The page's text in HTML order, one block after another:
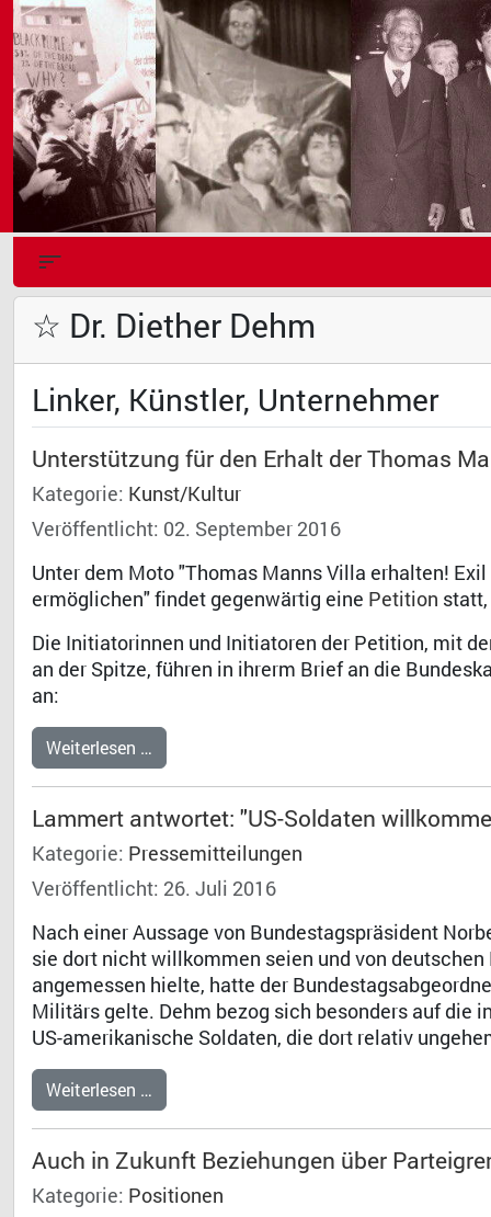
☆ Dr. Diether Dehm
Linker, Künstler, Unternehmer
Unterstützung für den Erhalt der Thomas
Kategorie: Kunst/Kultur
Veröffentlicht: 02. September 2016
Unter dem Moto "Thomas Manns Villa erhalten!
ermöglichen" findet gegenwärtig eine Petition
Die Initiatorinnen und Initiatoren der Petition, mit
an der Spitze, führen in ihrerm Brief an die
an:
Weiterlesen …
Lammert antwortet: "US-Soldaten
Kategorie: Pressemitteilungen
Veröffentlicht: 26. Juli 2016
Nach einer Aussage von Bundestagspräsident
sie dort nicht willkommen seien und von
angemessen hielte, hatte der
Militärs gelte. Dehm bezog sich besonders auf die
US-amerikanische Soldaten, die dort relativ
Weiterlesen …
Auch in Zukunft Beziehungen über
Kategorie: Positionen